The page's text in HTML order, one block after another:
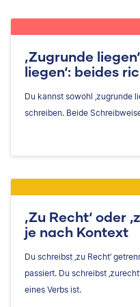
‚Zugrunde
liegen‘: beides
Du kannst sowohl ‚zugrunde
schreiben. Beide
‚Zu Recht‘ oder
je nach Kontext
Du schreibst ‚zu Recht‘
passiert. Du schreibst
eines Verbs ist.